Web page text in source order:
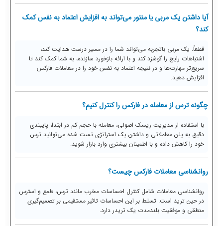
آیا داشتن یک مربی یا منتور می‌تواند به افزایش اعتماد به نفس کمک
کند؟
قطعاً. یک مربی باتجربه می‌تواند شما را در مسیر درست هدایت کند،
اشتباهات رایج را گوشزد کند و با ارائه بازخورد سازنده، به شما کمک کند تا
سریع‌تر مهارت‌ها و در نتیجه اعتماد به نفس خود را در معاملات فارکس
افزایش دهید.
چگونه ترس از معامله در فارکس را کنترل کنیم؟
با استفاده از مدیریت ریسک اصولی، معامله با حجم کم در ابتدا، پایبندی
دقیق به پلن معاملاتی و داشتن یک استراتژی تست شده می‌توانید ترس
خود را کاهش داده و با اطمینان بیشتری وارد بازار شوید.
روانشناسی معاملات فارکس چیست؟
روانشناسی معاملات شامل کنترل احساسات مخرب مانند ترس، طمع و استرس
در حین ترید است. تسلط بر این احساسات تاثیر مستقیمی بر تصمیم‌گیری
منطقی و موفقیت بلندمدت یک تریدر دارد.